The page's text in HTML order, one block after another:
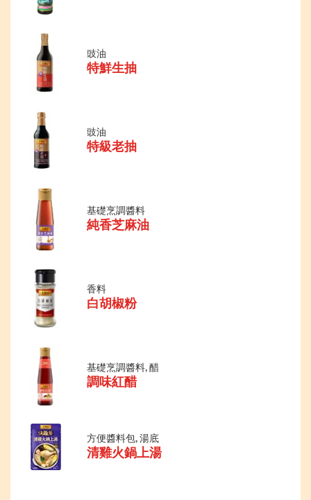
豉油
特鮮生抽
豉油
特級老抽
基礎烹調醬料
純香芝麻油
香料
白胡椒粉
基礎烹調醬料, 醋
調味紅醋
方便醬料包, 湯底
清雞火鍋上湯